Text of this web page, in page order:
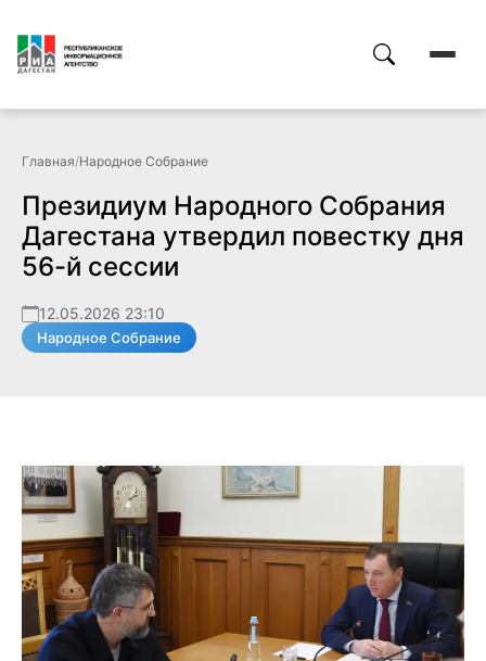
Главная/Народное Собрание
Президиум Народного Собрания
Дагестана утвердил повестку дня
56-й сессии
12.05.2026 23:10
Народное Собрание